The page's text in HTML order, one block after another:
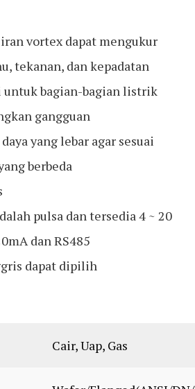
vortex dapat mengukur
tekanan, dan kepadatan
untuk bagian-bagian listrik
gangguan
yang lebar agar sesuai
berbeda
pulsa dan tersedia 4 ~ 20
dan RS485
dapat dipilih
Cair, Uap, Gas